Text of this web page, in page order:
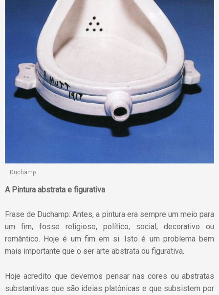
Duchamp
A Pintura abstrata e figurativa
Frase de Duchamp: Antes, a pintura era sempre um meio para
um fim, fosse religioso, político, social, decorativo ou
romântico. Hoje é um fim em si. Isto é um problema bem
mais importante que o ser arte abstrata ou figurativa.
Hoje acredito que devemos pensar nas cores ou abstratas
substantivas que são ideias platônicas e que subsistem por